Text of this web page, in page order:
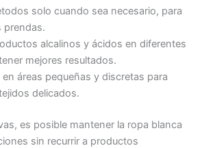
solo cuando sea necesario, para
prendas.
alcalinos y ácidos en diferentes
mejores resultados.
en áreas pequeñas y discretas para
delicados.
es posible mantener la ropa blanca
sin recurrir a productos